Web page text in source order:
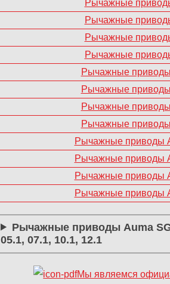
Рычажные
Рычажные
Рычажные
Рычажные
Рычажные
Рычажные
Рычажные
Рычажные
Рычажные приводы
Рычажные приводы
Рычажные приводы
Рычажные приводы
Рычажные приводы Auma
05.1, 07.1, 10.1, 12.1
Мы являемся